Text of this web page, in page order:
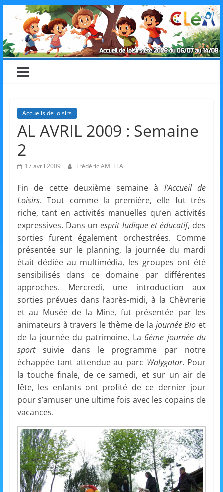
content
CLéA
–
les
Loisirs,
l'éducation
et
l'Animation
–
Stiring-
Wendel
L
o
i
i
r
s
,
é
Accueils de loisirs
AL AVRIL 2009 : Semaine
2
17 avril 2009 Frédéric AMELLA
Fin de cette deuxième semaine à l’Accueil de
Loisirs. Tout comme la première, elle fut très
riche, tant en activités manuelles qu’en activités
expressives. Dans unesprit ludique et éducatif, des
sorties furent également orchestrées. Comme
présentée sur le planning, la journée du mardi
était dédiée au multimédia, les groupes ont été
sensibilisés dans ce domaine par différentes
approches. Mercredi, une introduction aux
sorties prévues dans l’après-midi, à la Chèvrerie
et au Musée de la Mine, fut présentée par les
animateurs à travers le thème de la journée Bio et
de la journée du patrimoine. La 6ème journée du
sportsuivie dans le programme par notre
échappée tant attendue au parc Walygator. Pour
la touche finale, de ce samedi, et sur un air de
fête, les enfants ont profité de ce dernier jour
pour s’amuser une ultime fois avec les copains de
vacances.